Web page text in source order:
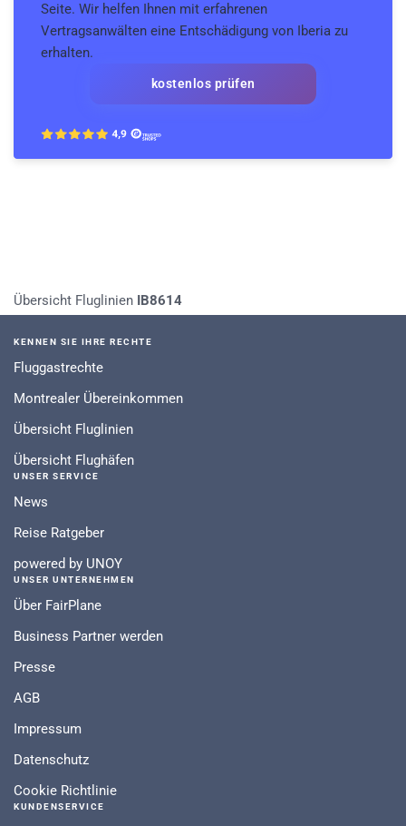
Seite. Wir helfen Ihnen mit erfahrenen
Vertragsanwälten eine Entschädigung von Iberia zu
erhalten.
kostenlos prüfen
Übersicht Fluglinien IB8614
KENNEN SIE IHRE RECHTE
Fluggastrechte
Montrealer Übereinkommen
Übersicht Fluglinien
Übersicht Flughäfen
UNSER SERVICE
News
Reise Ratgeber
powered by UNOY
UNSER UNTERNEHMEN
Über FairPlane
Business Partner werden
Presse
AGB
Impressum
Datenschutz
Cookie Richtlinie
KUNDENSERVICE